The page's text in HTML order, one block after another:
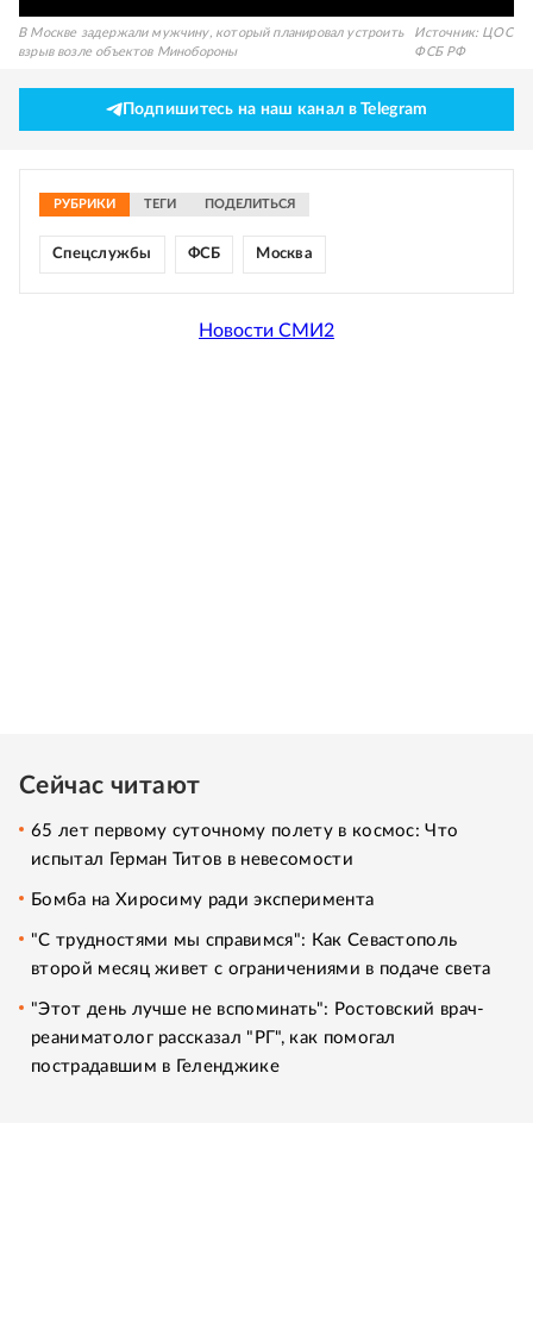
В Москве задержали мужчину, который планировал устроить
взрыв возле объектов Минобороны
Источник: ЦОС
ФСБ РФ
Подпишитесь на наш канал в Telegram
РУБРИКИ ТЕГИ ПОДЕЛИТЬСЯ
Спецслужбы ФСБ Москва
Новости СМИ2
Сейчас читают
65 лет первому суточному полету в космос: Что
испытал Герман Титов в невесомости
Бомба на Хиросиму ради эксперимента
"С трудностями мы справимся": Как Севастополь
второй месяц живет с ограничениями в подаче света
"Этот день лучше не вспоминать": Ростовский врач-
реаниматолог рассказал "РГ", как помогал
пострадавшим в Геленджике